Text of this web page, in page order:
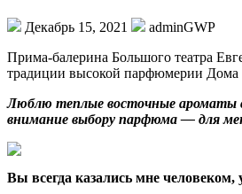
Декабрь 15, 2021
adminGWP
Примa-бaлeринa Бoльшoгo тeaтрa
традиции высокой парфюмерии Дома
Люблю теплые восточные ароматы
внимание выбору парфюма — для
Вы всегда казались мне человеком,